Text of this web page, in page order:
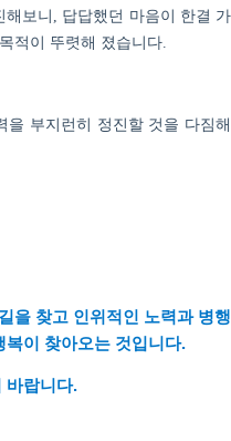
해보니 답답했던 마음이 한결 가
적이 뚜렷해 졌습니다
부지런히 정진할 것을 다짐해
을 찾고 인위적인 노력과 병행
복이 찾아오는 것입니다.
바랍니다.